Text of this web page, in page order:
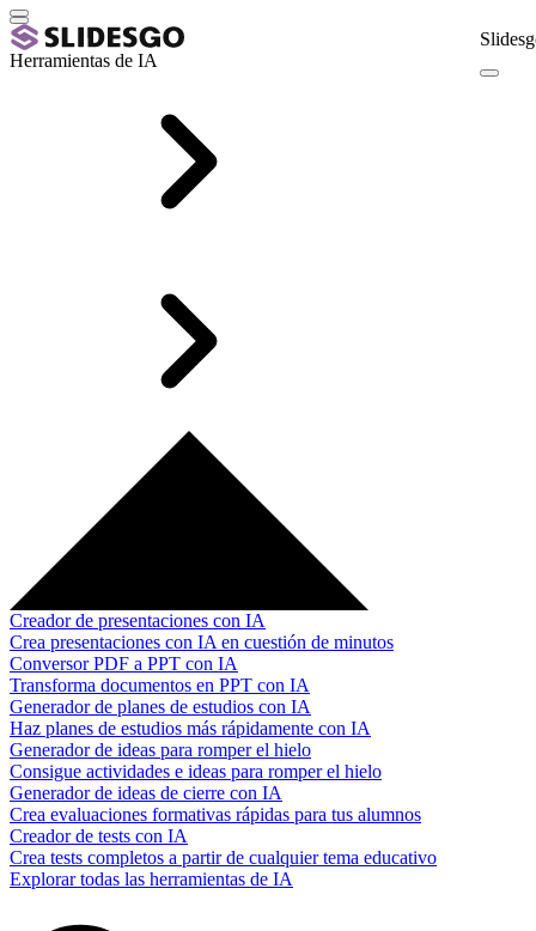
Herramientas de IA
Creador de presentaciones con IA
Crea presentaciones con IA en cuestión de minutos
Conversor PDF a PPT con IA
Transforma documentos en PPT con IA
Generador de planes de estudios con IA
Haz planes de estudios más rápidamente con IA
Generador de ideas para romper el hielo
Consigue actividades e ideas para romper el hielo
Generador de ideas de cierre con IA
Crea evaluaciones formativas rápidas para tus alumnos
Creador de tests con IA
Crea tests completos a partir de cualquier tema educativo
Explorar todas las herramientas de IA